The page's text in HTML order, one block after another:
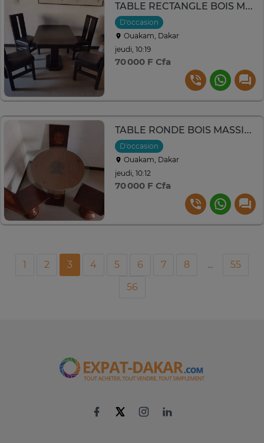
TABLE RECTANGLE BOIS MASSIF - x4 CHAISES
D'occasion
Ouakam, Dakar
jeudi, 10:19
70 000 F Cfa
TABLE RONDE BOIS MASSIF - x3 CHAISES
D'occasion
Ouakam, Dakar
jeudi, 10:12
70 000 F Cfa
1 2 3 4 5 6 7 8 ...
55
56